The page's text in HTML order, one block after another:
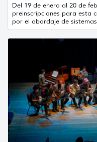
Del 19 de enero al 20 de
preinscripciones para esta
por el abordaje de